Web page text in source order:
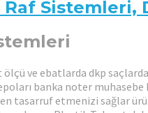
Raf Sistemleri,
ölçü ve ebatlarda dkp
banka noter
tasarruf etmenizi sağlar